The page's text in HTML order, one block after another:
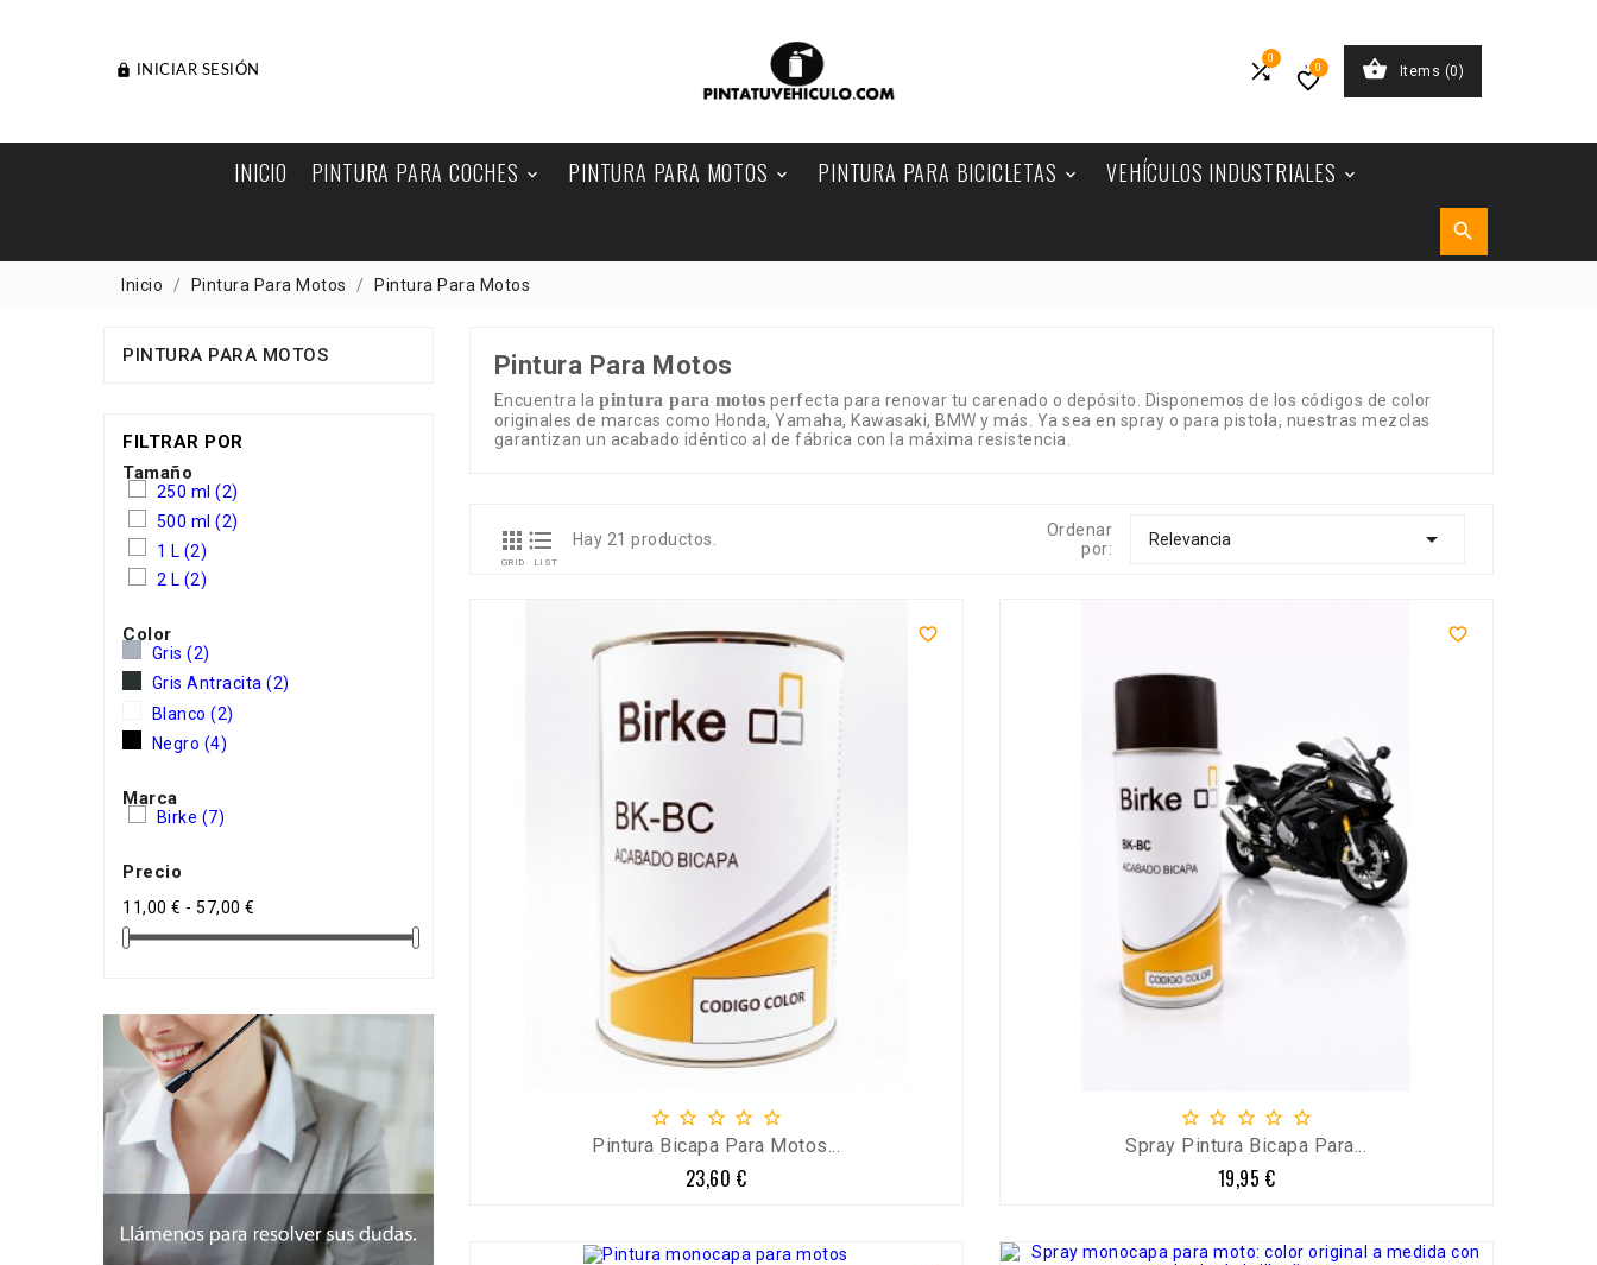
 INICIAR SESIÓN 
0

0  Items (0)
INICIO 
PINTURA PARA COCHES 
PINTURA PARA MOTOS 
PINTURA PARA BICICLETAS 
VEHÍCULOS INDUSTRIALES
Inicio Pintura Para Motos Pintura Para Motos
PINTURA PARA MOTOS
FILTRAR POR
Tamaño
250 ml (2)
500 ml (2)
1 L (2)
2 L (2)
Color
Gris (2)
Gris Antracita (2)
Blanco (2)
Negro (4)
Marca
Birke (7)
Precio
11,00 € - 57,00 €
Pintura Para Motos
Encuentra la pintura para motos perfecta para renovar tu carenado o depósito. Disponemos de los códigos de color
originales de marcas como Honda, Yamaha, Kawasaki, BMW y más. Ya sea en spray o para pistola, nuestras mezclas
garantizan un acabado idéntico al de fábrica con la máxima resistencia.

GRID

LIST
Hay 21 productos.
Ordenar
por:
Relevancia 

    
Pintura Bicapa Para Motos...
Precio
23,60 €

    
Spray Pintura Bicapa Para...
Precio
19,95 €